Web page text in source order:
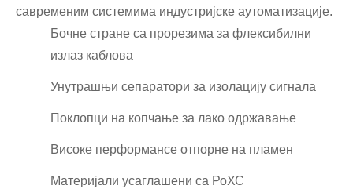
савременим системима индустријске аутоматизације.
Бочне стране са прорезима за флексибилни
излаз каблова
Унутрашњи сепаратори за изолацију сигнала
Поклопци на копчање за лако одржавање
Високе перформансе отпорне на пламен
Материјали усаглашени са РоХС